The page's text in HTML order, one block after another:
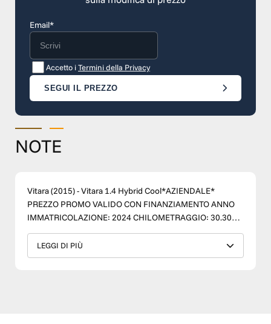
Email*
Accetto iTermini della Privacy
SEGUI IL PREZZO
NOTE
Vitara (2015) - Vitara 1.4 Hybrid Cool*AZIENDALE*
PREZZO PROMO VALIDO CON FINANZIAMENTO ANNO
IMMATRICOLAZIONE: 2024 CHILOMETRAGGIO: 30.300
KM CATEGORIA: USATO CARBURANTE: IBRIDO CAMBIO:
MANUALE TRAZIONE: ANTERIORE TELAIO:
TSMLYDD1S00D14748 SOLO CON TM WAGEN, LA TUA
LEGGI DI PIÙ